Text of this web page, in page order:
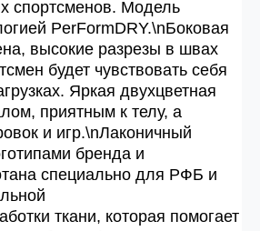
спортсменов. Модель
PerFormDRY.\nБоковая
высокие разрезы в швах
будет чувствовать себя
Яркая двухцветная
приятным к телу, а
и игр.\nЛаконичный
бренда и
специально для РФБ и
ткани, которая помогает